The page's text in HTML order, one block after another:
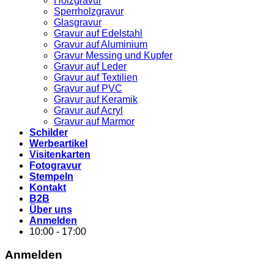
Sperrholzgravur
Glasgravur
Gravur auf Edelstahl
Gravur auf Aluminium
Gravur Messing und Kupfer
Gravur auf Leder
Gravur auf Textilien
Gravur auf PVC
Gravur auf Keramik
Gravur auf Acryl
Gravur auf Marmor
Schilder
Werbeartikel
Visitenkarten
Fotogravur
Stempeln
Kontakt
B2B
Über uns
Anmelden
10:00 - 17:00
Anmelden